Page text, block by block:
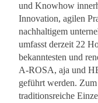
und Knowhow
Innovation, agilen
nachhaltigem
umfasst derzeit 22
bekanntesten und
A-ROSA, aja und
geführt werden.
traditionsreiche